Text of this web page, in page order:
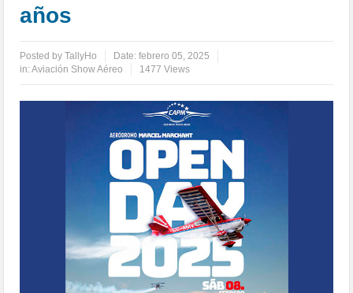
años
Posted byTallyHo Date:febrero 05, 2025
in:Aviación Show Aéreo 1477 Views